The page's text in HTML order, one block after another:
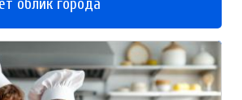
облик города